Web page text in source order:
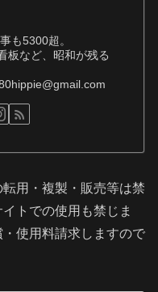
も5300超。
板など、昭和が残る
用・複製・販売等は禁
トでの使用も禁じま
使用料請求しますので